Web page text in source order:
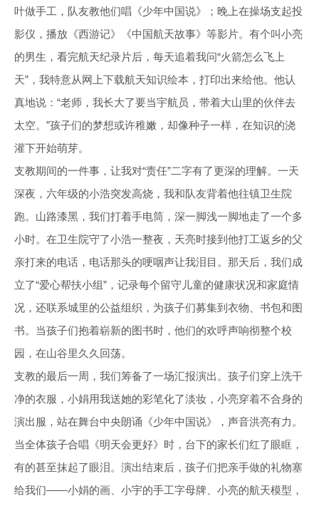
叶做手工，队友教他们唱《少年中国说》；晚上在操场支起投
影仪，播放《西游记》《中国航天故事》等影片。有个叫小亮
的男生，看完航天纪录片后，每天追着我问“火箭怎么飞上
天”，我特意从网上下载航天知识绘本，打印出来给他。他认
真地说：“老师，我长大了要当宇航员，带着大山里的伙伴去
太空。”孩子们的梦想或许稚嫩，却像种子一样，在知识的浇
灌下开始萌芽。
支教期间的一件事，让我对“责任”二字有了更深的理解。一天
深夜，六年级的小浩突发高烧，我和队友背着他往镇卫生院
跑。山路漆黑，我们打着手电筒，深一脚浅一脚地走了一个多
小时。在卫生院守了小浩一整夜，天亮时接到他打工返乡的父
亲打来的电话，电话那头的哽咽声让我泪目。那天后，我们成
立了“爱心帮扶小组”，记录每个留守儿童的健康状况和家庭情
况，还联系城里的公益组织，为孩子们募集到衣物、书包和图
书。当孩子们抱着崭新的图书时，他们的欢呼声响彻整个校
园，在山谷里久久回荡。
支教的最后一周，我们筹备了一场汇报演出。孩子们穿上洗干
净的衣服，小娟用我送她的彩笔化了淡妆，小亮穿着不合身的
演出服，站在舞台中央朗诵《少年中国说》，声音洪亮有力。
当全体孩子合唱《明天会更好》时，台下的家长们红了眼眶，
有的甚至抹起了眼泪。演出结束后，孩子们把亲手做的礼物塞
给我们——小娟的画、小宇的手工字母牌、小亮的航天模型，